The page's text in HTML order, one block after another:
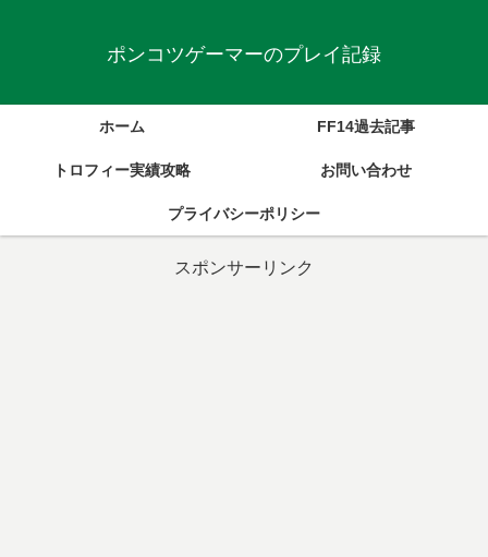
ポンコツゲーマーのプレイ記録
ホーム FF14過去記事
トロフィー実績攻略 お問い合わせ
プライバシーポリシー
スポンサーリンク